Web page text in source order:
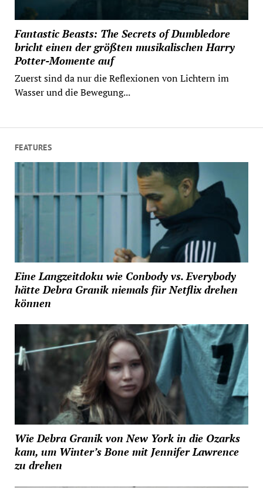
Fantastic Beasts: The Secrets of Dumbledore
bricht einen der größten musikalischen Harry
Potter-Momente auf
Zuerst sind da nur die Reflexionen von Lichtern im
Wasser und die Bewegung...
FEATURES
Eine Langzeitdoku wie Conbody vs. Everybody
hätte Debra Granik niemals für Netflix drehen
können
Wie Debra Granik von New York in die Ozarks
kam, um Winter’s Bone mit Jennifer Lawrence
zu drehen